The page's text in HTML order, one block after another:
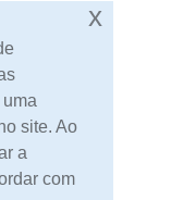
site. Ao
a
com
x